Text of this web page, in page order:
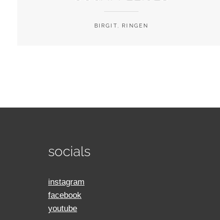
BIRGIT, RINGEN
socials
instagram
facebook
youtube